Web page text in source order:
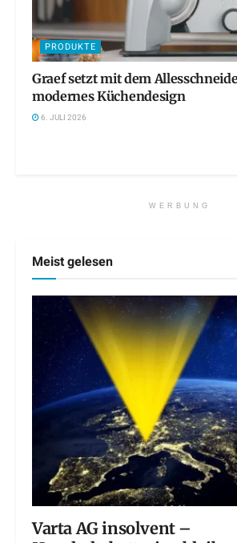
PRODUKTE
Graef setzt mit dem
modernes Küchendesign
6. JULI 2026
WERBUNG
Meist gelesen
Varta AG insolvent –